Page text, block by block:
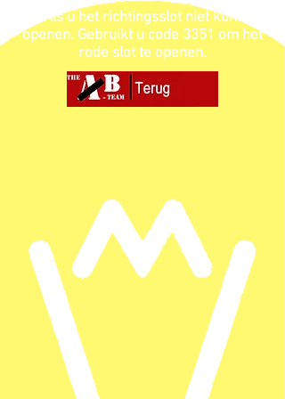
Als u het richtingsslot niet kunt
openen. Gebruikt u code 3351 om het
rode slot te openen.